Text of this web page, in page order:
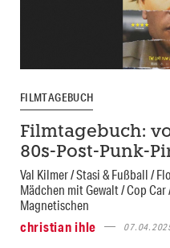
FILMTAGEBUCH
Filmtagebuch:
80s-Post-Punk-
Val Kilmer / Stasi & Fußball /
Mädchen mit Gewalt / Cop
Magnetischen
christian ihle